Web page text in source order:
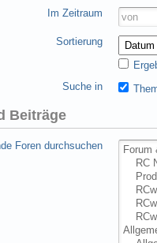
Im Zeitraum
Sortierung
Suche in
Beiträge
Foren durchsuchen